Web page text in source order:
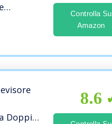
Controlla Su
Amazon
Doppio
8.6